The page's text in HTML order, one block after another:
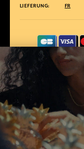
LIEFERUNG: FR
ZUM